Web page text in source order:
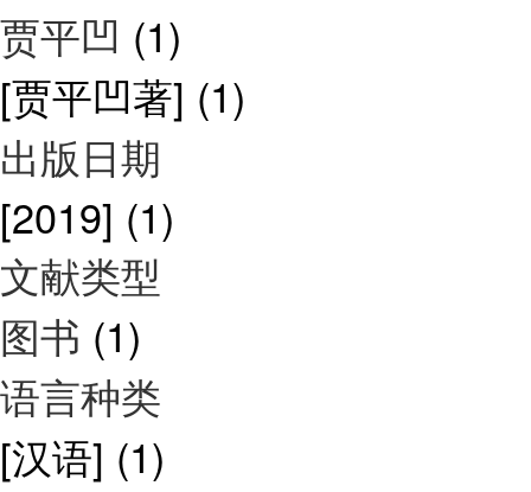
贾平凹 (1)
[贾平凹著] (1)
出版日期
[2019] (1)
文献类型
图书 (1)
语言种类
[汉语] (1)